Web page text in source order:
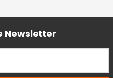
Newsletter